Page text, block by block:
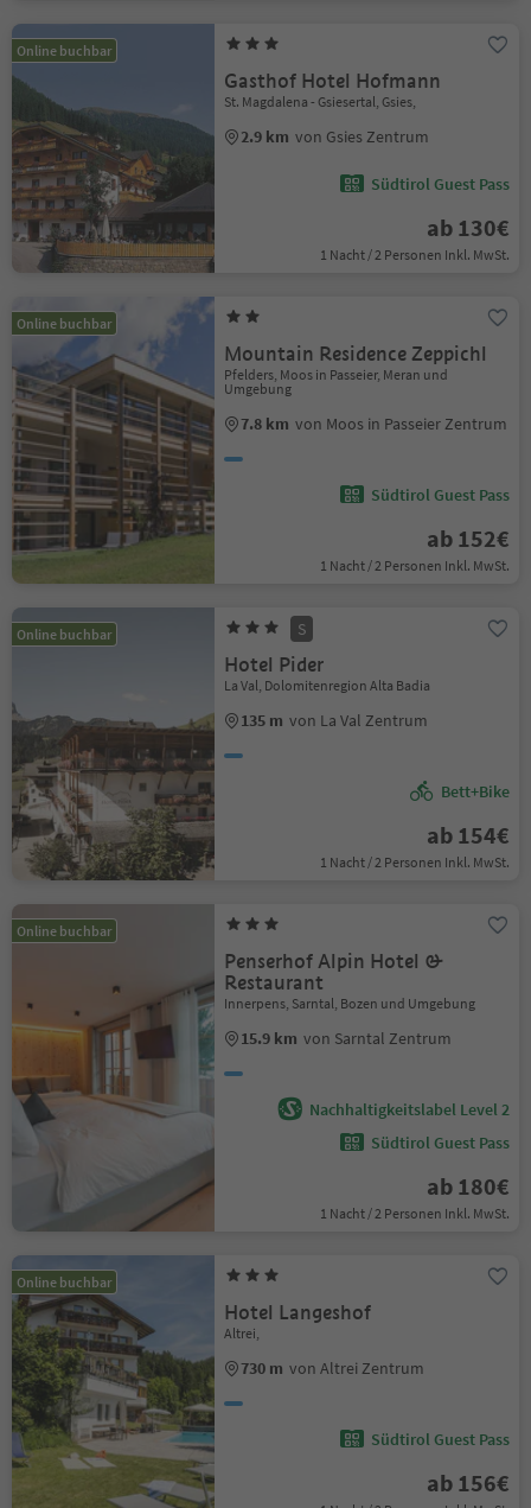
Online buchbar
Gasthof Hotel Hofmann
St. Magdalena - Gsiesertal, Gsies,
2.9 km von Gsies Zentrum
Südtirol Guest Pass
ab 130€
1 Nacht / 2 Personen Inkl. MwSt.
Online buchbar
Mountain Residence Zeppichl
Pfelders, Moos in Passeier, Meran und
Umgebung
7.8 km von Moos in Passeier Zentrum
Südtirol Guest Pass
ab 152€
1 Nacht / 2 Personen Inkl. MwSt.
Online buchbar S
Hotel Pider
La Val, Dolomitenregion Alta Badia
135 m von La Val Zentrum
Bett+Bike
ab 154€
1 Nacht / 2 Personen Inkl. MwSt.
Online buchbar
Penserhof Alpin Hotel &
Restaurant
Innerpens, Sarntal, Bozen und Umgebung
15.9 km von Sarntal Zentrum
Nachhaltigkeitslabel Level 2
Südtirol Guest Pass
ab 180€
1 Nacht / 2 Personen Inkl. MwSt.
Online buchbar
Hotel Langeshof
Altrei,
730 m von Altrei Zentrum
Südtirol Guest Pass
ab 156€